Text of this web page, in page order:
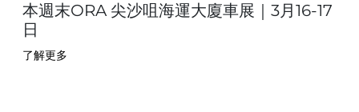
本週末ORA 尖沙咀海運大廈車展｜3月16-17
日
了解更多